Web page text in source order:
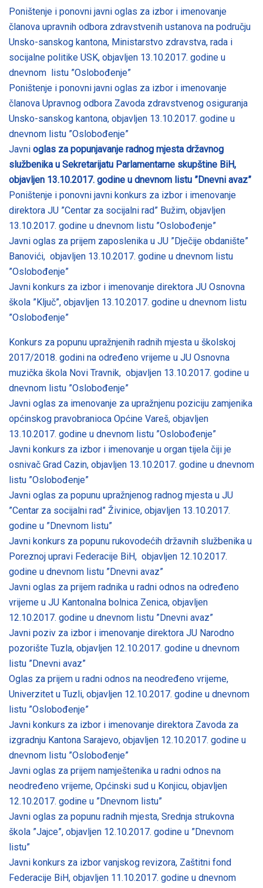
Poništenje i ponovni javni oglas za izbor i imenovanje
članova upravnih odbora zdravstvenih ustanova na području
Unsko-sanskog kantona, Ministarstvo zdravstva, rada i
socijalne politike USK, objavljen 13.10.2017. godine u
dnevnom listu ”Oslobođenje”
Poništenje i ponovni javni oglas za izbor i imenovanje
članova Upravnog odbora Zavoda zdravstvenog osiguranja
Unsko-sanskog kantona, objavljen 13.10.2017. godine u
dnevnom listu ”Oslobođenje”
Javni oglas za popunjavanje radnog mjesta državnog
službenika u Sekretarijatu Parlamentarne skupštine BiH,
objavljen 13.10.2017. godine u dnevnom listu ”Dnevni avaz”
Poništenje i ponovni javni konkurs za izbor i imenovanje
direktora JU ”Centar za socijalni rad” Bužim, objavljen
13.10.2017. godine u dnevnom listu ”Oslobođenje”
Javni oglas za prijem zaposlenika u JU ”Dječije obdanište”
Banovići, objavljen 13.10.2017. godine u dnevnom listu
”Oslobođenje”
Javni konkurs za izbor i imenovanje direktora JU Osnovna
škola ”Ključ”, objavljen 13.10.2017. godine u dnevnom listu
”Oslobođenje”
Konkurs za popunu upražnjenih radnih mjesta u školskoj
2017/2018. godini na određeno vrijeme u JU Osnovna
muzička škola Novi Travnik, objavljen 13.10.2017. godine u
dnevnom listu ”Oslobođenje”
Javni oglas za imenovanje za upražnjenu poziciju zamjenika
općinskog pravobranioca Općine Vareš, objavljen
13.10.2017. godine u dnevnom listu ”Oslobođenje”
Javni konkurs za izbor i imenovanje u organ tijela čiji je
osnivač Grad Cazin, objavljen 13.10.2017. godine u dnevnom
listu ”Oslobođenje”
Javni oglas za popunu upražnjenog radnog mjesta u JU
”Centar za socijalni rad” Živinice, objavljen 13.10.2017.
godine u ”Dnevnom listu”
Javni konkurs za popunu rukovodećih državnih službenika u
Poreznoj upravi Federacije BiH, objavljen 12.10.2017.
godine u dnevnom listu ”Dnevni avaz”
Javni oglas za prijem radnika u radni odnos na određeno
vrijeme u JU Kantonalna bolnica Zenica, objavljen
12.10.2017. godine u dnevnom listu ”Dnevni avaz”
Javni poziv za izbor i imenovanje direktora JU Narodno
pozorište Tuzla, objavljen 12.10.2017. godine u dnevnom
listu ”Dnevni avaz”
Oglas za prijem u radni odnos na neodređeno vrijeme,
Univerzitet u Tuzli, objavljen 12.10.2017. godine u dnevnom
listu ”Oslobođenje”
Javni konkurs za izbor i imenovanje direktora Zavoda za
izgradnju Kantona Sarajevo, objavljen 12.10.2017. godine u
dnevnom listu ”Oslobođenje”
Javni oglas za prijem namještenika u radni odnos na
neodređeno vrijeme, Općinski sud u Konjicu, objavljen
12.10.2017. godine u ”Dnevnom listu”
Javni oglas za popunu radnih mjesta, Srednja strukovna
škola ”Jajce”, objavljen 12.10.2017. godine u ”Dnevnom
listu”
Javni konkurs za izbor vanjskog revizora, Zaštitni fond
Federacije BiH, objavljen 11.10.2017. godine u dnevnom